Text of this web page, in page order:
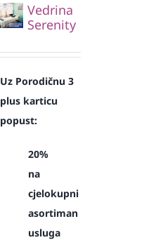
Vedrina
Serenity
Uz Porodičnu 3
plus karticu
popust:
20%
na
cjelokupni
asortiman
usluga